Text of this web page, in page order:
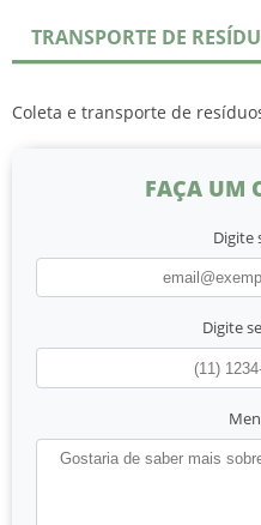
TRANSPORTE DE
Coleta e transporte de
FAÇA UM
Digite
Digite